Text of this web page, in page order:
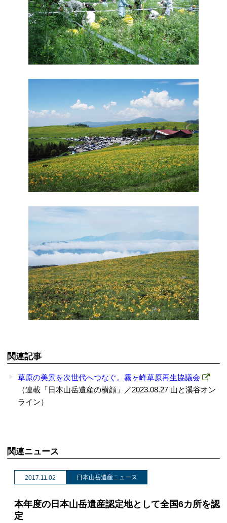
関連記事
草原の美景を次世代へつなぐ。霧ヶ峰草原再生協議会
（連載「日本山岳遺産の横顔」／2023.08.27 山と溪谷オン
ライン）
関連ニュース
2017.11.02 日本山岳遺産ニュース
本年度の日本山岳遺産認定地として全国6カ所を認
定